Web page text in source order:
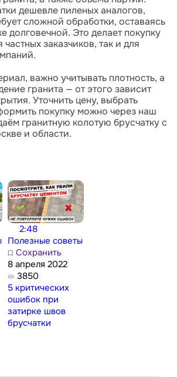
дешевле пиленых аналогов,
сложной обработки, оставаясь
долговечной. Это делает покупку
заказчиков, так и для
важно учитывать плотность, а
гранита — от этого зависит
Уточнить цену, выбрать
покупку можно через наш
гранитную колотую брусчатку с
и области.
2:48
Полезные советы
Сохранить
8 апреля 2022
3850
5 критических
ошибок при
затирке швов
брусчатки